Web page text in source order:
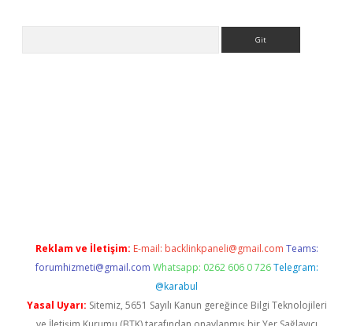
Reklam ve İletişim: E-mail: backlinkpaneli@gmail.com Teams:
forumhizmeti@gmail.com Whatsapp: 0262 606 0 726 Telegram:
@karabul
Yasal Uyarı: Sitemiz, 5651 Sayılı Kanun gereğince Bilgi Teknolojileri